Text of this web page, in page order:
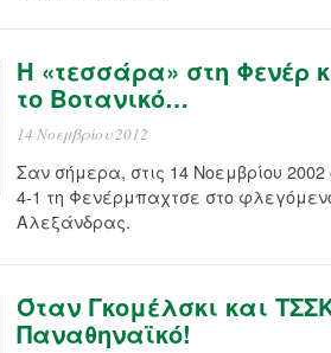
Η «τεσσάρα» στη Φενέρ
το Βοτανικό…
14 Νοεμβρίου 2012
Σαν σήμερα, στις 14 Νοεμβρίου
4-1 τη Φενέρμπαχτσε στο
Αλεξάνδρας.
Όταν Γκομέλσκι και
Παναθηναϊκό!